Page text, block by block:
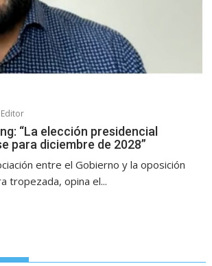
Editor
“La elección presidencial
para diciembre de 2028”
entre el Gobierno y la oposición
tropezada, opina el...